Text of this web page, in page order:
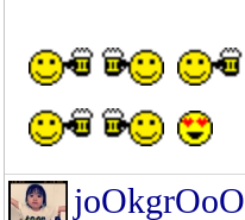
joOkgrOoO